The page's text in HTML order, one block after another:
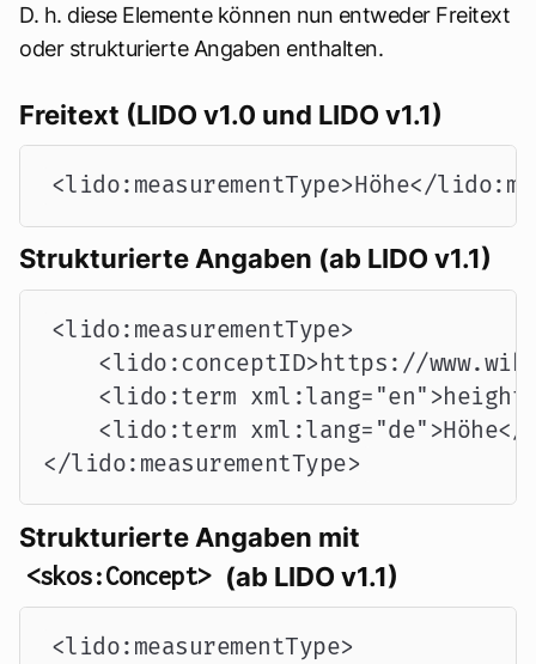
D. h. diese Elemente können nun entweder Freitext
oder strukturierte Angaben enthalten.
Freitext (LIDO v1.0 und LIDO v1.1)
<lido:measurementType>Höhe</
Strukturierte Angaben (ab LIDO v1.1)
<lido:measurementType>
<lido:conceptID>https://
<lido:term
<lido:term xml:lang="de">Höhe</
</lido:measurementType>
Strukturierte Angaben mit
<skos:Concept> (ab LIDO v1.1)
<lido:measurementType>